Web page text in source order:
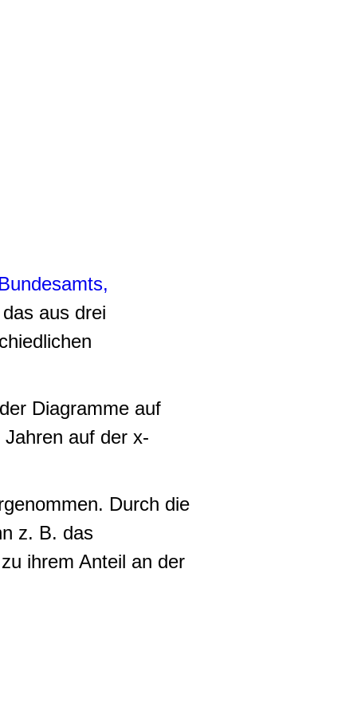
aus drei
Diagramme auf
auf der x-
Durch die
z. B. das
ihrem Anteil an der